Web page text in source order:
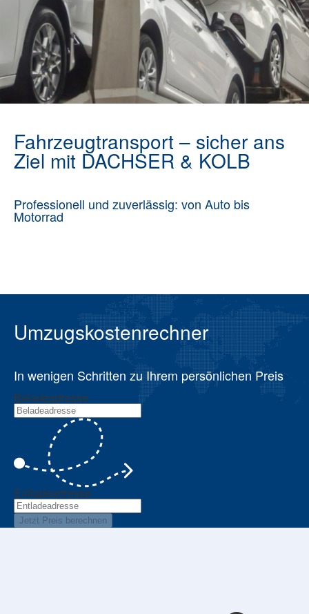
Fahrzeugtransport – sicher ans
Ziel mit DACHSER & KOLB
Professionell und zuverlässig: von Auto bis
Motorrad
Umzugskostenrechner
In wenigen Schritten zu Ihrem persönlichen Preis
Beladeadresse
Entladeadresse
Jetzt Preis berechnen